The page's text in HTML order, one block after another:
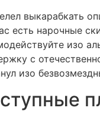
выкарабкать
есть нарочные
изо
с
изо